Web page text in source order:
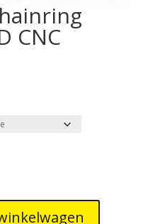
CNC